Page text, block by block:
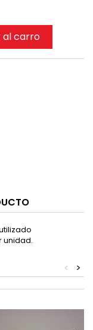
al carro
unidad.
>
<